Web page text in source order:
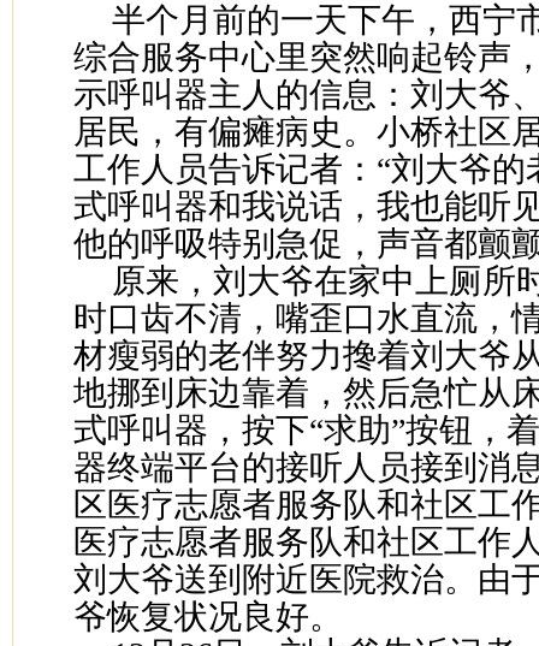
半个月前的一天下午，西宁
综合服务中心里突然响起铃声
示呼叫器主人的信息：刘大爷
居民，有偏瘫病史。小桥社区
工作人员告诉记者：“刘大爷
式呼叫器和我说话，我也能听
他的呼吸特别急促，声音都颤
原来，刘大爷在家中上厕所
时口齿不清，嘴歪口水直流，
材瘦弱的老伴努力搀着刘大爷
地挪到床边靠着，然后急忙从
式呼叫器，按下“求助”按钮，
器终端平台的接听人员接到消
区医疗志愿者服务队和社区工
医疗志愿者服务队和社区工作
刘大爷送到附近医院救治。由
爷恢复状况良好。